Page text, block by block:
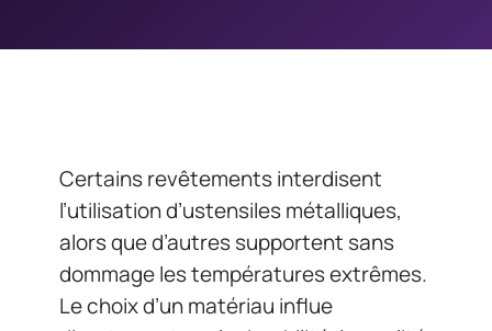
Certains revêtements interdisent
l’utilisation d’ustensiles métalliques,
alors que d’autres supportent sans
dommage les températures extrêmes.
Le choix d’un matériau influe